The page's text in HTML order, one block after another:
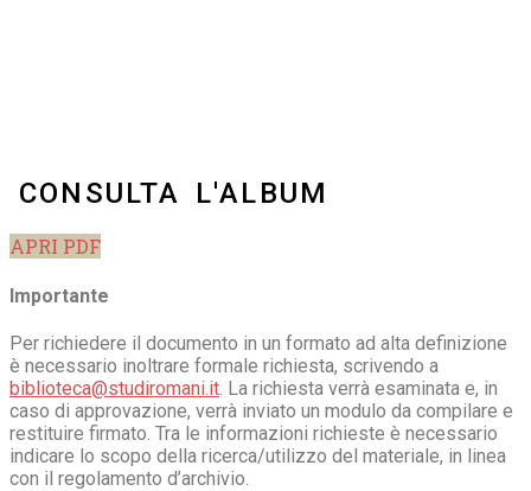
CONSULTA L'ALBUM
APRI PDF
Importante
Per richiedere il documento in un formato ad alta definizione
è necessario inoltrare formale richiesta, scrivendo a
biblioteca@studiromani.it. La richiesta verrà esaminata e, in
caso di approvazione, verrà inviato un modulo da compilare e
restituire firmato. Tra le informazioni richieste è necessario
indicare lo scopo della ricerca/utilizzo del materiale, in linea
con il regolamento d’archivio.